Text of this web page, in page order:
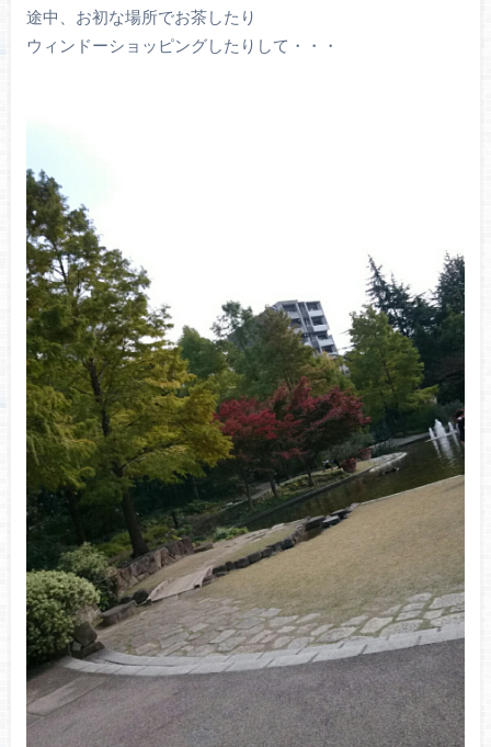
途中、お初な場所でお茶したり
ウィンドーショッピングしたりして・・・